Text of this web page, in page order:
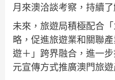
月來澳洽談考察，持續
未來，旅遊局積極配合
略，促進旅遊業和關聯
遊＋」跨界融合，進一
元宣傳方式推廣澳門旅